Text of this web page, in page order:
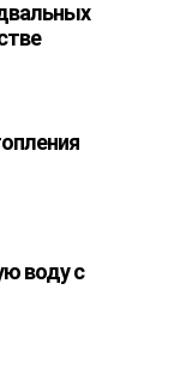
воду с